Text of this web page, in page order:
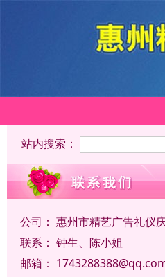
站内搜索：
公司： 惠州市精艺广告礼仪
联系： 钟生、陈小姐
邮箱：